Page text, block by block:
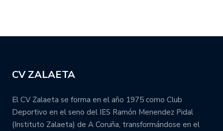
CV ZALAETA
El CV Zalaeta se forma en el año 1975 como Club
Deportivo en el seno del IES Ramón Menendez Pidal
(Instituto Zalaeta) de A Coruña, transformándose en el